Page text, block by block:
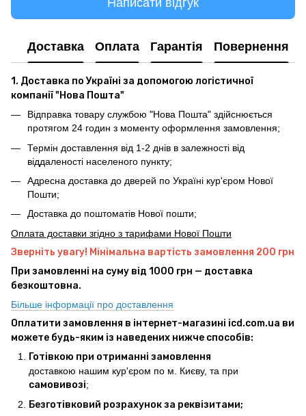
Доставка Оплата Гарантія Повернення
1. Доставка по Україні за допомогою логістичної
компанії "Нова Пошта"
Відправка товару службою "Нова Пошта" здійснюється
протягом 24 годин з моменту оформлення замовлення;
Термін доставлення від 1-2 днів в залежності від
віддаленості населеного пункту;
Адресна доставка до дверей по Україні кур'єром Нової
Пошти;
Доставка до поштоматів Нової пошти;
Оплата доставки згідно з тарифами Нової Пошти
Зверніть увагу! Мінімальна вартість замовлення 200 грн
При замовленні на суму від 1000 грн — доставка
безкоштовна.
Більше інформації про доставлення
Оплатити замовлення в інтернет-магазині icd.com.ua ви
можете будь-яким із наведених нижче способів:
Готівкою при отриманні замовлення
доставкою нашим кур'єром по м. Києву, та при
самовивозі;
Безготівковий розрахунок за реквізитами;